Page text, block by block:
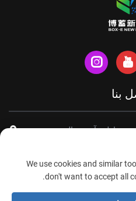
بنا
مقاطعة آنهوي، الصين
We use cookies and similar
don't want to accept all